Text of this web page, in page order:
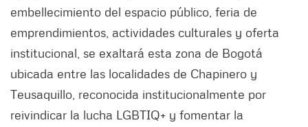
embellecimiento del espacio público, feria de
emprendimientos, actividades culturales y oferta
institucional, se exaltará esta zona de Bogotá
ubicada entre las localidades de Chapinero y
Teusaquillo, reconocida institucionalmente por
reivindicar la lucha LGBTIQ+ y fomentar la